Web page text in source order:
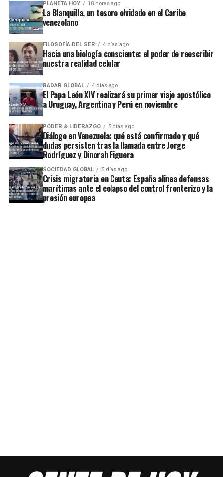
PLANETA HOY 18 horas ago
La Blanquilla, un tesoro olvidado en el Caribe
venezolano
FILOSOFÍA DEL SER 4 días ago
Hacia una biología consciente: el poder de reescribir
nuestra realidad celular
RADAR GLOBAL 4 días ago
El Papa León XIV realizará su primer viaje apostólico
a Uruguay, Argentina y Perú en noviembre
PODER & LIDERAZGO 5 días ago
Diálogo en Venezuela: qué está confirmado y qué
dudas persisten tras la llamada entre Jorge
Rodríguez y Dinorah Figuera
SOCIEDAD GLOBAL 5 días ago
Crisis migratoria en Ceuta: España alinea defensas
marítimas ante el colapso del control fronterizo y la
presión europea